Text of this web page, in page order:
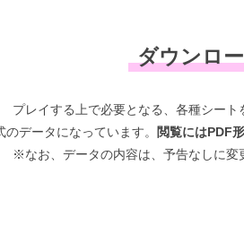
ダウンロ
プレイする上で必要となる、 各種シート
データになっています。
閲覧にはPDF
※なお、データの内容は、 予告なしに変